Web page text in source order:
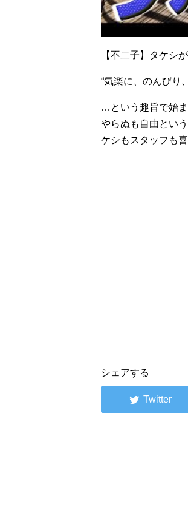
【不二子】タケシ
“気楽に、のんびり
…という趣旨で始
やらぬも自由とい
ケシもスタッフも
シェアする